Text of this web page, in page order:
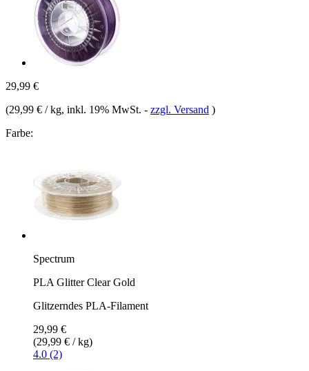
29,99 €
(29,99 € / kg, inkl. 19% MwSt. - zzgl. Versand )
Farbe:
Spectrum
PLA Glitter Clear Gold
Glitzerndes PLA-Filament
29,99 €
(29,99 € / kg)
4.0 (2)